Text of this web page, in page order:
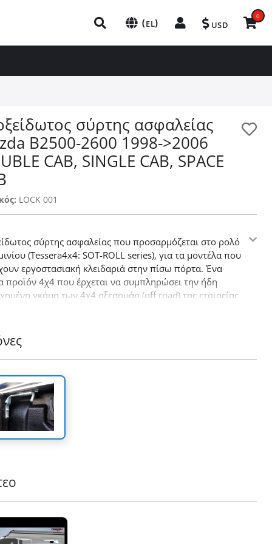
(EL) USD
0
σύρτης ασφαλείας
B2500-2600 1998->2006
CAB, SINGLE CAB, SPACE
LOCK 001
σύρτης ασφαλείας που προσαρμόζεται στο ρολό
(Tessera4x4: SOT-ROLL series), για τα μοντέλα που
εργοστασιακή κλειδαριά στην πίσω πόρτα. Ένα
προϊόν 4χ4 που έρχεται να συμπληρώσει την ήδη
γκάμα των 4χ4 αξεσουάρ (off road) της εταιρείας